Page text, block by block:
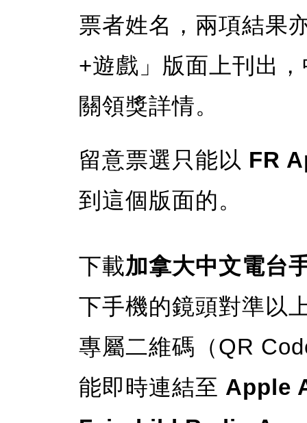
票者姓名，兩項結果
+遊戲」版面上刊出
關領獎詳情。
留意票選只能以 FR
到這個版面的。
下載加拿大中文電台
下手機的鏡頭對準以
專屬二維碼（QR
能即時連結至 Apple